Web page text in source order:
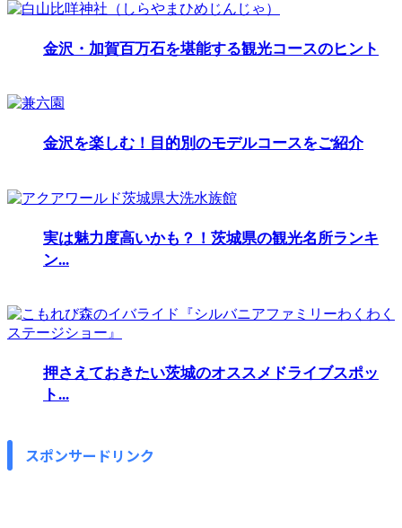
金沢・加賀百万石を堪能する観光コースのヒント
金沢を楽しむ！目的別のモデルコースをご紹介
実は魅力度高いかも？！茨城県の観光名所ランキ
ン...
押さえておきたい茨城のオススメドライブスポッ
ト...
スポンサードリンク